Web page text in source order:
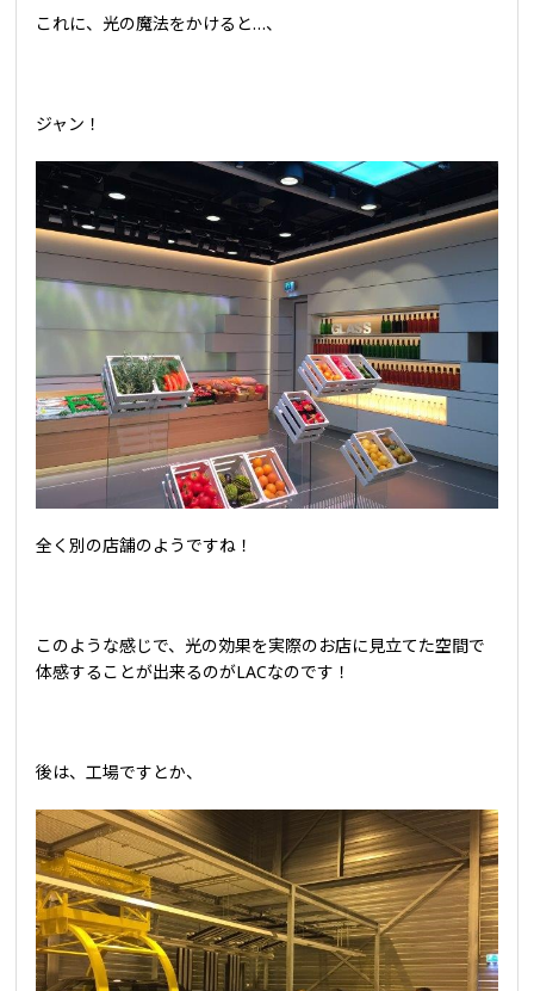
これに、光の魔法をかけると…、
ジャン！
全く別の店舗のようですね！
このような感じで、光の効果を実際のお店に見立てた空間で
体感することが出来るのがLACなのです！
後は、工場ですとか、